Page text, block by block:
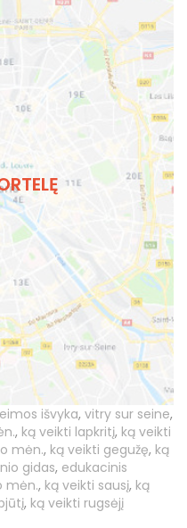
išvyka, vitry sur seine,
, ką veikti lapkritį, ką veikti
mėn., ką veikti gegužę, ką
gidas, edukacinis
mėn., ką veikti sausį, ką
, ką veikti rugsėjį